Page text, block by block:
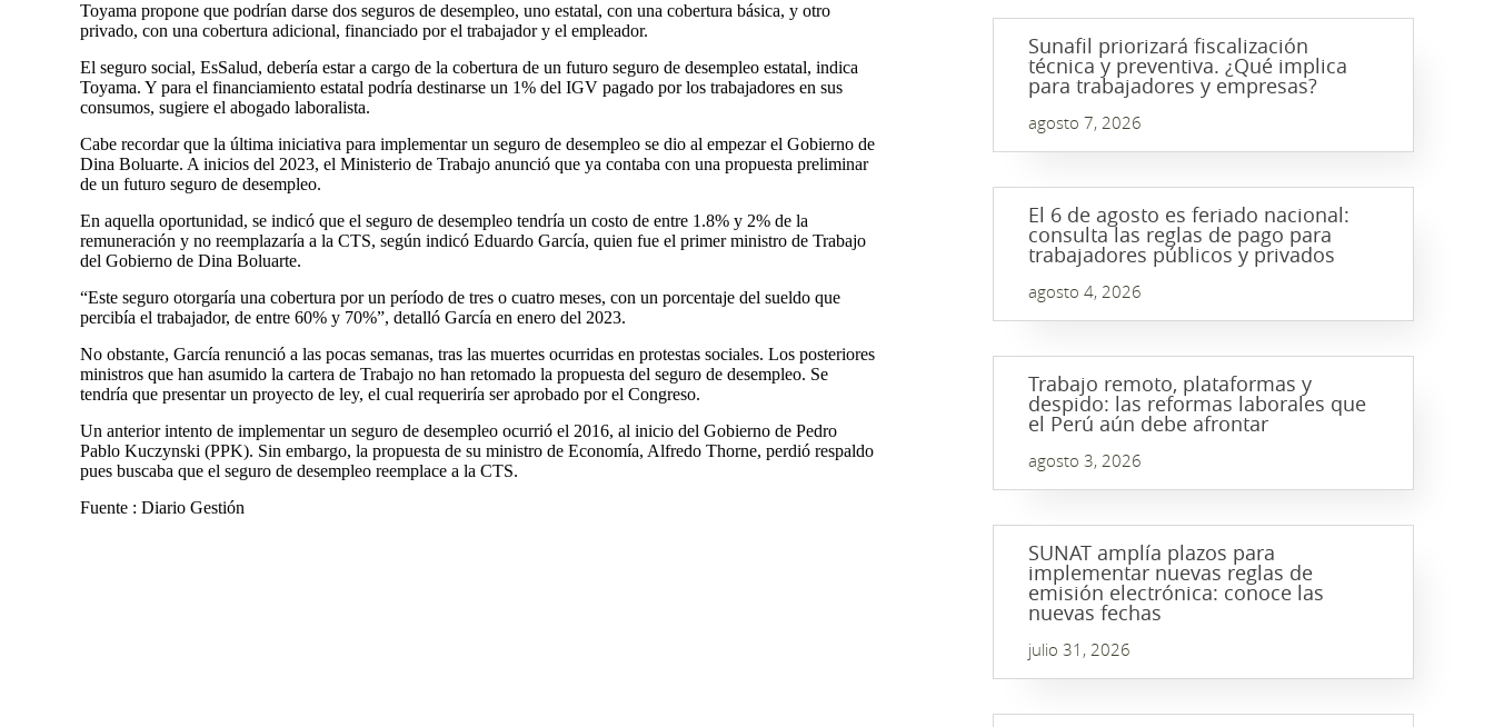
Toyama propone que podrían darse dos seguros de desempleo, uno estatal, con una cobertura básica, y otro
privado, con una cobertura adicional, financiado por el trabajador y el empleador.
El seguro social, EsSalud, debería estar a cargo de la cobertura de un futuro seguro de desempleo estatal, indica
Toyama. Y para el financiamiento estatal podría destinarse un 1% del IGV pagado por los trabajadores en sus
consumos, sugiere el abogado laboralista.
Cabe recordar que la última iniciativa para implementar un seguro de desempleo se dio al empezar el Gobierno de
Dina Boluarte. A inicios del 2023, el Ministerio de Trabajo anunció que ya contaba con una propuesta preliminar
de un futuro seguro de desempleo.
En aquella oportunidad, se indicó que el seguro de desempleo tendría un costo de entre 1.8% y 2% de la
remuneración y no reemplazaría a la CTS, según indicó Eduardo García, quien fue el primer ministro de Trabajo
del Gobierno de Dina Boluarte.
“Este seguro otorgaría una cobertura por un período de tres o cuatro meses, con un porcentaje del sueldo que
percibía el trabajador, de entre 60% y 70%”, detalló García en enero del 2023.
No obstante, García renunció a las pocas semanas, tras las muertes ocurridas en protestas sociales. Los posteriores
ministros que han asumido la cartera de Trabajo no han retomado la propuesta del seguro de desempleo. Se
tendría que presentar un proyecto de ley, el cual requeriría ser aprobado por el Congreso.
Un anterior intento de implementar un seguro de desempleo ocurrió el 2016, al inicio del Gobierno de Pedro
Pablo Kuczynski (PPK). Sin embargo, la propuesta de su ministro de Economía, Alfredo Thorne, perdió respaldo
pues buscaba que el seguro de desempleo reemplace a la CTS.
Fuente : Diario Gestión
Sunafil priorizará fiscalización
técnica y preventiva. ¿Qué implica
para trabajadores y empresas?
agosto 7, 2026
El 6 de agosto es feriado nacional:
consulta las reglas de pago para
trabajadores públicos y privados
agosto 4, 2026
Trabajo remoto, plataformas y
despido: las reformas laborales que
el Perú aún debe afrontar
agosto 3, 2026
SUNAT amplía plazos para
implementar nuevas reglas de
emisión electrónica: conoce las
nuevas fechas
julio 31, 2026